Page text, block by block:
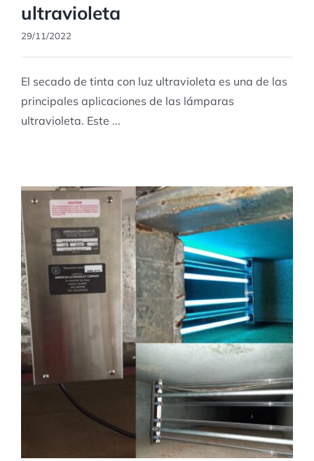
ultravioleta
29/11/2022
El secado de tinta con luz ultravioleta es una de las
principales aplicaciones de las lámparas
ultravioleta. Este ...